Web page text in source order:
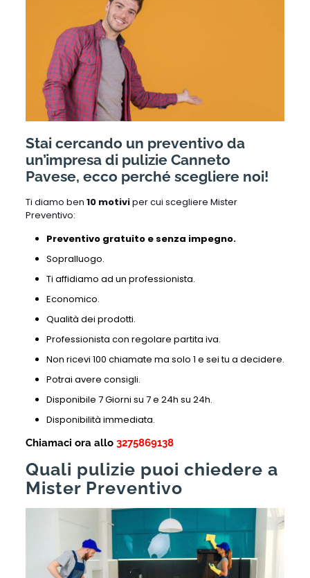
Stai cercando un preventivo da
un’impresa di pulizie Canneto
Pavese, ecco perché scegliere noi!
Ti diamo ben 10 motiviper cui scegliere Mister
Preventivo:
Preventivo gratuito e senza impegno.
Sopralluogo.
Ti affidiamo ad un professionista.
Economico.
Qualità dei prodotti.
Professionista con regolare partita iva.
Non ricevi 100 chiamate ma solo 1 e sei tu a decidere.
Potrai avere consigli.
Disponibile 7 Giorni su 7 e 24h su 24h.
Disponibilità immediata.
Chiamaci ora allo 3275869138
Quali pulizie puoi chiedere a
Mister Preventivo